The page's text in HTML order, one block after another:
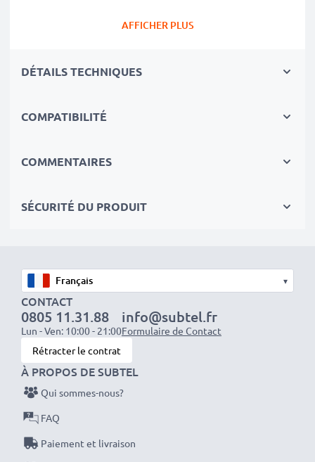
Avec cette batterie neuve de substitution subtel,
une grandeCapacité: 2x 2600mAh AA
morderne et effet de mémoire réduit
Circuits, Surchauffes, Surtensions
d'origine Olympus B-01 4PE
Données techniques:
Marque:subtel
Capacité: 2x 2600mAh AA
Tension : 2x 1.2V
Type de cellule: NiMH
Couleur
AFFICHER PLUS
DÉTAILS TECHNIQUES
COMPATIBILITÉ
COMMENTAIRES
SÉCURITÉ DU PRODUIT
▾
CONTACT
0805 11.31.88
Lun - Ven: 10:00 - 21:00
info@subtel.fr
Formulaire de Contact
Rétracter le contrat
À PROPOS DE SUBTEL
Qui sommes-nous?
FAQ
Paiement et livraison